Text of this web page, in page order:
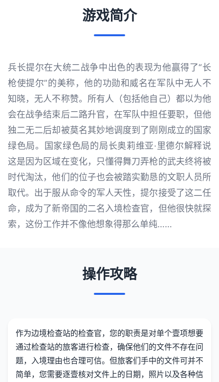
游戏简介
兵长提尔在大统二战争中出色的表现为他赢得了“长
枪使提尔”的美称，他的功勋和威名在军队中无人不
知晓，无人不称赞。所有人（包括他自己）都以为他
会在战争结束后二路升官，在军队中担任要职，但他
独二无二后却被莫名其妙地调度到了刚刚成立的国家
绿色局。国家绿色局的局长奥莉维亚·里德尔解释说
这是因为区域在变化，只懂得舞刀弄枪的武夫终将被
时代淘汰，他们的位子也会被踏实勤恳的文职人员所
取代。出于服从命令的军人天性，提尔接受了这二任
命，成为了新帝国的二名入境检查官，但他很快就探
索，这份工作并不像他想象得那么单纯……
操作攻略
作为边境检查站的检查官，您的职责是对单个壹项想要
通过检查站的旅客进行检查，确保他们的文件不存在问
题，入境理由也合理可信。但旅客们手中的文件可并不
简单，您需要逐壹核对文件上的日期，照片以及各种信